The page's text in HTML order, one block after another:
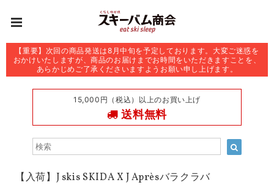
【重要】次回の商品発送は8月中旬を予定しております。大変ご迷惑を
おかけいたしますが、商品のお届けまでお時間をいただきますことを、
あらかじめご了承くださいますようお願い申し上げます。
15,000円（税込）以上のお買い上げ
送料無料
【入荷】J skis SKIDA X J Aprèsバラクラバ